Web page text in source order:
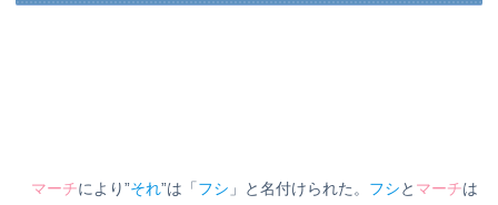
マーチにより”それ”は「フシ 」と名付けられた。 フシと マーチは